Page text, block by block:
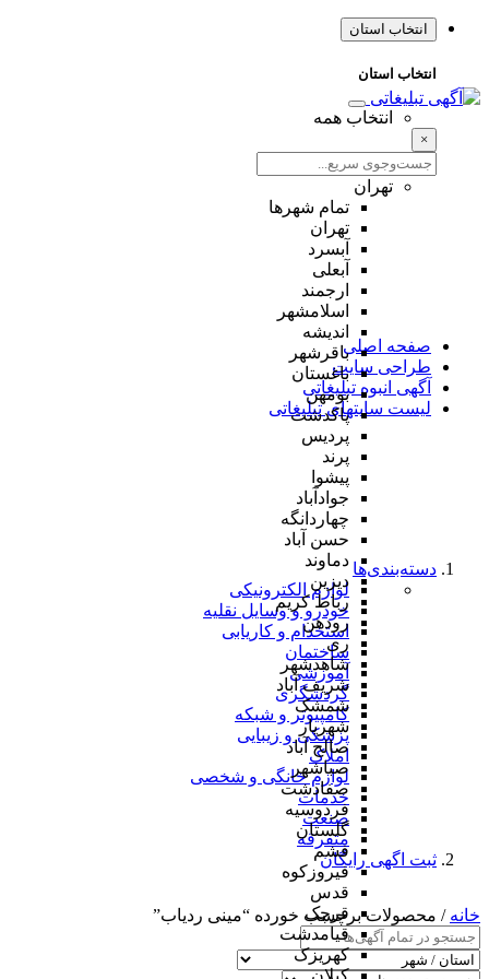
انتخاب استان
انتخاب استان
انتخاب همه
×
تهران
تمام شهر‌ها
تهران
آبسرد
آبعلی
ارجمند
اسلامشهر
اندیشه
باقرشهر
باغستان
بومهن
پاکدشت
پردیس
پرند
پیشوا
جوادآباد
چهاردانگه
حسن آباد
دماوند
دیزین
رباط کریم
رودهن
ری
شاهدشهر
شریف آباد
شمشک
شهریار
صالح آباد
صباشهر
صفادشت
فردوسیه
گلستان
فشم
فیروزکوه
قدس
قرچک
قیامدشت
کهریزک
صفحه اصلی
طراحی سایت
آگهی انبوه تبلیغاتی
لیست سایتهای تبلیغاتی
دسته‌بندی‌ها
لوازم الکترونیکی
خودرو و وسایل نقلیه
استخدام و کاریابی
ساختمان
آموزشی
گردشگری
کامپیوتر و شبکه
پزشکی و زیبایی
املاک
لوازم خانگی و شخصی
خدمات
صنعت
متفرقه
ثبت اگهی رایگان
خانه / محصولات برچسب خورده “مینی ردیاب”